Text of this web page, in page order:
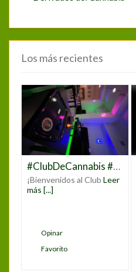
Los más recientes
#ClubDeCannabis #ClubCannabisMadrid #CannabisMadrid #CannabisClub #CannabisCommunity #CannabisLovers #CannabisCulture #CannabisEnMadrid #MarihuanaMadrid #WeedClubMadrid #CannabisEspaña #CannabisClubLife #CannabisExperience #JoinTheClub #CannabisSocialClub #CannabisEvents #CannabisEducation #CannabisNetworking
¡Bienvenidos al ClubLeer
más [...]
Opinar
Favorito